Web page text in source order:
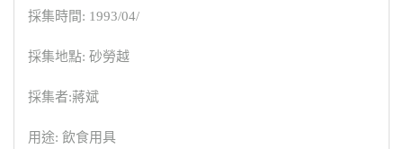
採集時間: 1993/04/
採集地點: 砂勞越
採集者:蔣斌
用途: 飲食用具